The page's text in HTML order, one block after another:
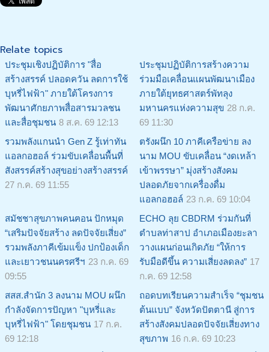
Relate topics
ประชุมเชิงปฏิบัติการ "สื่อ
สร้างสรรค์ ปลอดควัน ลดการใช้
บุหรี่ไฟฟ้า" ภายใต้โครงการ
พัฒนาศักยภาพสื่อสารมวลชน
และสื่อชุมชน 8 ส.ค. 69 12:13
ประชุมปฏิบัติการสร้างความ
ร่วมมือเคลื่อนแผนพัฒนาเมือง
ภายใต้ยุทธศาสตร์พัทลุง
มหานครแห่งความสุข 28 ก.ค.
69 11:30
รวมพลังแกนนำ Gen Z รู้เท่าทัน
แอลกอฮอล์ ร่วมขับเคลื่อนพื้นที่
สังสรรค์สร้างสุขอย่างสร้างสรรค์
27 ก.ค. 69 11:55
ตรังผนึก 10 ภาคีเครือข่าย ลง
นาม MOU ขับเคลื่อน “งดเหล้า
เข้าพรรษา” มุ่งสร้างสังคม
ปลอดภัยจากเครื่องดื่ม
แอลกอฮอล์ 23 ก.ค. 69 10:04
สมัชชาสุขภาพคนฅอน ปักหมุด
“เสริมปัจจัยสร้าง ลดปัจจัยเสี่ยง”
รวมพลังภาคีเข้มแข็ง ปกป้องเด็ก
และเยาวชนนครศรีฯ 23 ก.ค. 69
09:55
ECHO ลุย CBDRM ร่วมกันที่
ตำบลท่าสาป อำเภอเมืองยะลา
วางแผนก่อนเกิดภัย “ให้การ
รับมือดีขึ้น ความเสี่ยงลดลง” 17
ก.ค. 69 12:58
สสส.สำนัก 3 ลงนาม MOU ผนึก
กำลังจัดการปัญหา "บุหรี่และ
บุหรี่ไฟฟ้า" โดยชุมชน 17 ก.ค.
69 12:18
ถอดบทเรียนความสำเร็จ “ชุมชน
ต้นแบบ” จังหวัดปัตตานี สู่การ
สร้างสังคมปลอดปัจจัยเสี่ยงทาง
สุขภาพ 16 ก.ค. 69 10:23